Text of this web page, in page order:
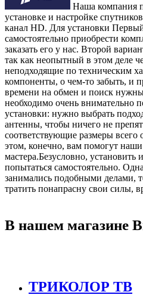
Наша компания
установке и настройке
канал HD. Для установки
самостоятельно приобрести
заказать его у нас. Второй
так как неопытный в этом деле
неподходящие по техническим
компоненты, о чем-то забыть, и
времени на обмен и поиск
необходимо очень внимательно
установки: нужно выбрать
антенны, чтобы ничего не
соответствующие размеры всего
этом, конечно, вам помогут
мастера.Безусловно,
попытаться самостоятельно.
занимались подобными делами,
тратить понапрасну свои силы,
В нашем магазине
ТРИКОЛОР ТВ